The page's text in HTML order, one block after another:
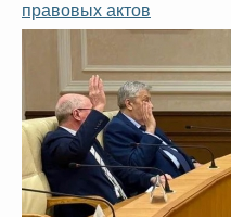
правовых актов